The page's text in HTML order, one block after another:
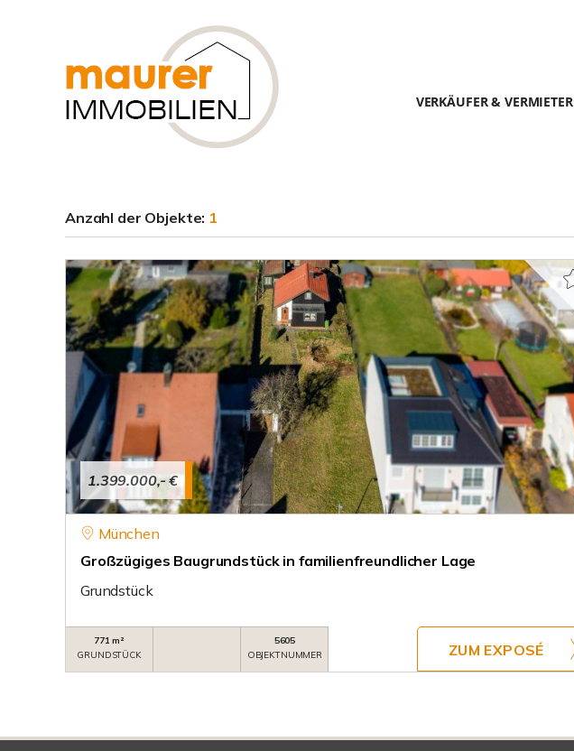
VERKÄUFER & VERMIETER
Anzahl der Objekte: 1
1.399.000,- €
München
Großzügiges Baugrundstück in familienfreundlicher Lage
Grundstück
771 m²
GRUNDSTÜCK
5605
OBJEKTNUMMER
ZUM EXPOSÉ